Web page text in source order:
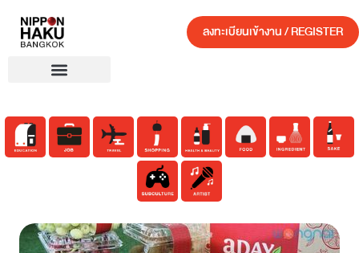
ลงทะเบียนเข้างาน / REGISTER